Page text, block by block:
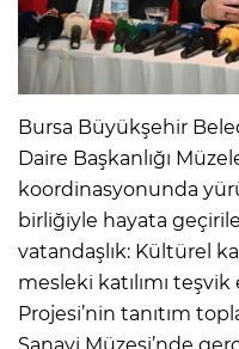
Bursa Büyükşehir
Daire Başkanlığı
koordinasyonunda
birliğiyle hayata
vatandaşlık: Kültürel
mesleki katılımı
Projesi’nin tanıtım